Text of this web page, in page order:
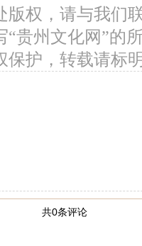
版权，请与我们
贵州文化网”的
保护，转载请标
共0条评论